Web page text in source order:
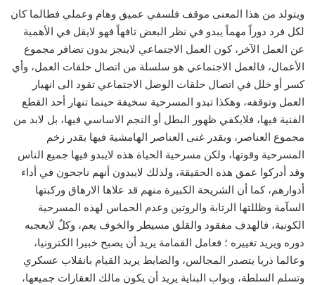
ويتولد من هذا المعنى موقف فلسفي عميق وهام وعملي فطالما كان
لكل فرد دوراً مهماً يبدو في نظر البعض تافهاً فهو لايقل في الأهمية
عن العمل الآخر، كون العمل الاجتماعي لاينجز بدون تضافر مجموع
الأعمال، فالعمل الاجتماعي هو سلسلة من اتصال حلقات العمل، وأي
كسر أو خلل في اتصال حلقات الوصل الاجتماعي تقود الى انهيار
العمل وتوقفه، وهكذا تبدو المسرحية سخيفة حينما تنهار أحد القطع
الفنية فيها، فلايكفي ظهور البطل أو النجم الاساسي فيها، بل لابد من
مجموع العناصر، وبقدر غنى العناصر الهامشية فيها بقدر زخم
المسرحية وقوتها، ولكن مسرحية الحياة هذه لايبدو فيها جميع الناس
وقد أدركوا عمق هذه الحقيقة، ولذلك لايبدون أنهم ناجحون في أداء
أدوارهم، كما أن الشريحة الكبيرة منهم قد علاها الارهاق وركبتها
السآمة وظللتها الرتابة والروتين وعدم الحماس لهذه المسرحية
الكونية، فالهدف مفقود والقلق مسيطر والخوف يعم، وكلٌ لايعجبه
دوره ويريد تغييره ؛ فعامل القمامة يريد أن يصبح خبيرا الكترونيا،
وعالما ذريا يتصدر المجالس، والضابط يريد القيام بانقلاب عسكري
وتسلم السلطة، وبواب البناية يريد أن يكون مالك العقارات جميعها،